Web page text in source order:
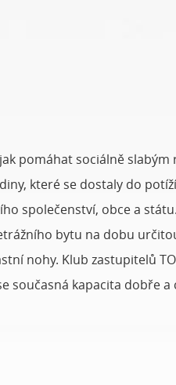
pomáhat sociálně
které se dostaly do
společenství, obce a
bytu na dobu
nohy. Klub zastupitelů
současná kapacita dobře